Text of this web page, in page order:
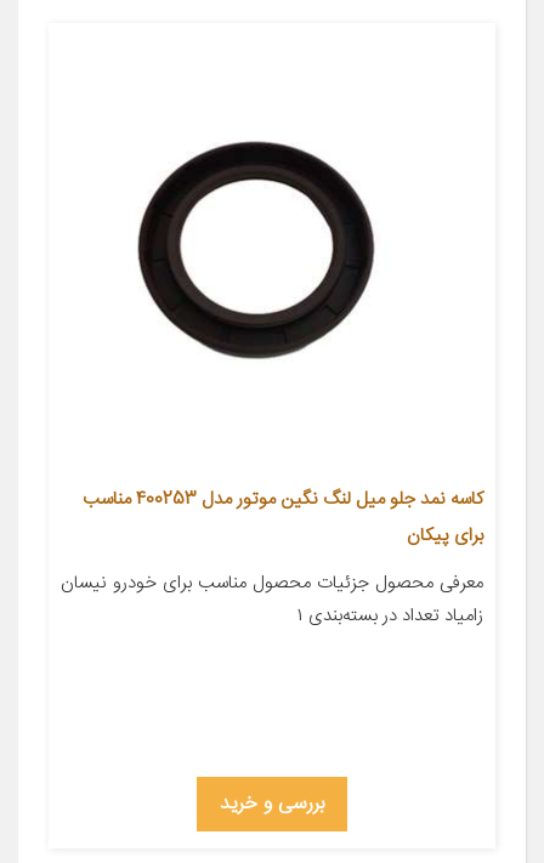
کاسه نمد جلو میل لنگ نگین موتور مدل 400253 مناسب
برای پیکان
معرفی محصول جزئیات محصول مناسب برای خودرو نیسان
زامیاد تعداد در بسته‌بندی ۱
بررسی و خرید